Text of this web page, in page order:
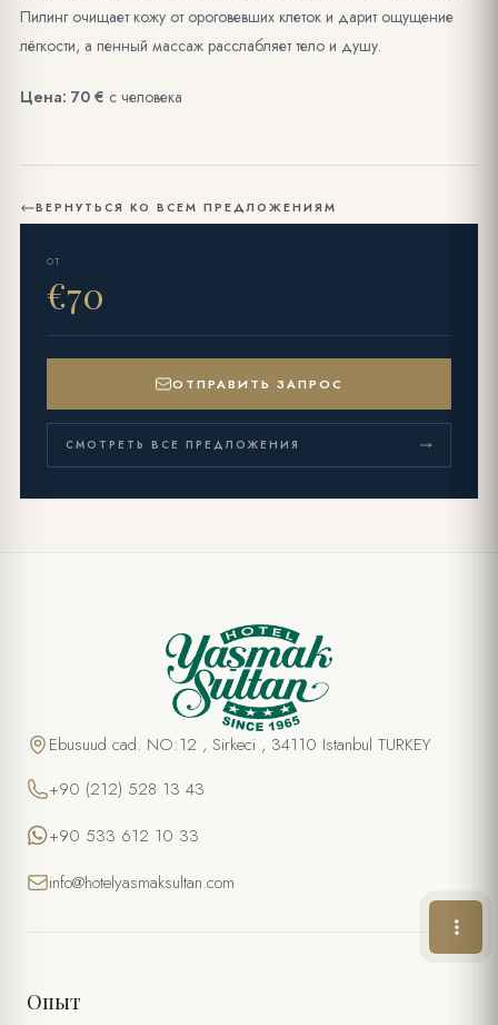
Пилинг очищает кожу от ороговевших клеток и дарит ощущение
лёгкости, а пенный массаж расслабляет тело и душу.
Цена: 70 € с человека
ВЕРНУТЬСЯ КО ВСЕМ ПРЕДЛОЖЕНИЯМ
ОТ
€70
ОТПРАВИТЬ ЗАПРОС
СМОТРЕТЬ ВСЕ ПРЕДЛОЖЕНИЯ
Традиционный турецкий хамам
ТЕЛЕФОН
Ebusuud cad. NO:12 , Sirkeci , 34110 Istanbul TURKEY
+90 (212) 528 13 43
+90 533 612 10 33
info@hotelyasmaksultan.com
Опыт